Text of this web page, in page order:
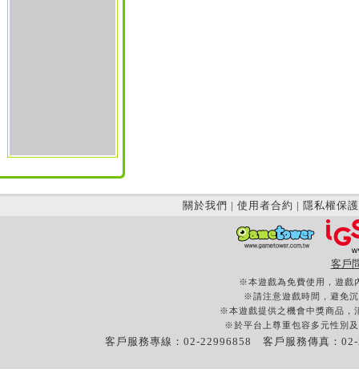
關於我們 | 使用者合約 | 隱私權保護
客戶
※本遊戲為免費使用，遊戲
※請注意遊戲時間，避免
※本遊戲提供之機會中獎商品，
※於平台上尊重包容多元性別
客戶服務專線：02-22996858 客戶服務傳真：